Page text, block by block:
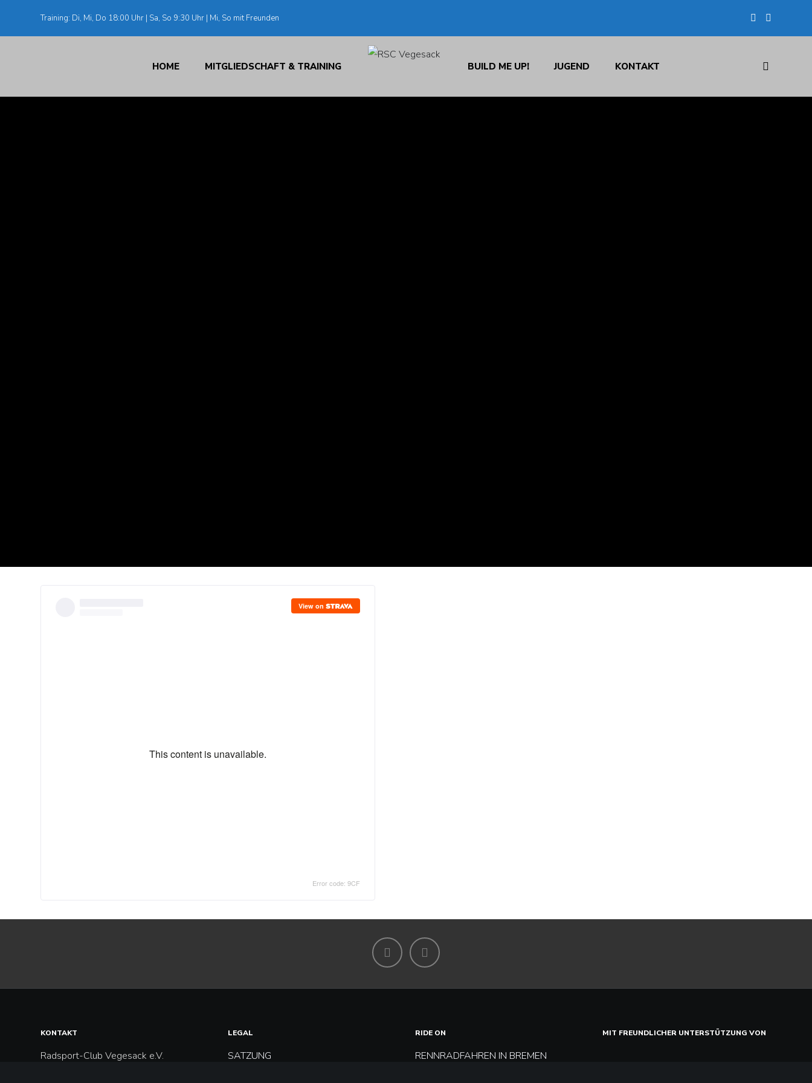
Training: Di, Mi, Do 18:00 Uhr | Sa, So 9:30 Uhr | Mi, So mit Freunden
HOME MITGLIEDSCHAFT & TRAINING BUILD ME UP! JUGEND KONTAKT
KONTAKT
Radsport-Club Vegesack e.V.
LEGAL
SATZUNG
RIDE ON
RENNRADFAHREN IN BREMEN
MIT FREUNDLICHER UNTERSTÜTZUNG VON